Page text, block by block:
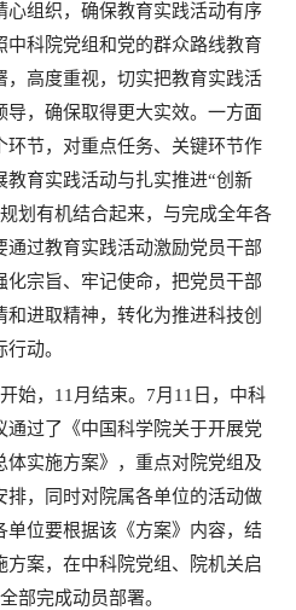
心组织，确保教育实践活动有序
科院党组和党的群众路线教育
，高度重视，切实把教育实践活
，确保取得更大实效。一方面
节，对重点任务、关键环节作
育实践活动与扎实推进“创新
划有机结合起来，与完成全年各
过教育实践活动激励党员干部
宗旨、牢记使命，把党员干部
进取精神，转化为推进科技创
动。
始，11月结束。7月11日，中科
通过了《中国科学院关于开展党
实施方案》，重点对院党组及
排，同时对院属各单位的活动做
单位要根据该《方案》内容，结
案，在中科院党组、院机关启
部完成动员部署。